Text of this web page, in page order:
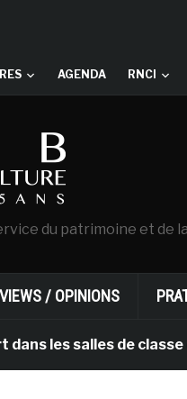
AGENDA RNCI
du patrimoine et de
/ OPINIONS
salles de classe des